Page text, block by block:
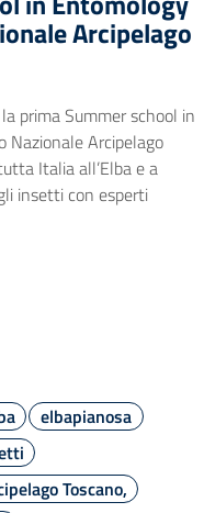
Arcipelago
prima Summer school in
Nazionale Arcipelago
Italia all’Elba e a
insetti con esperti
elbapianosa
Toscano,